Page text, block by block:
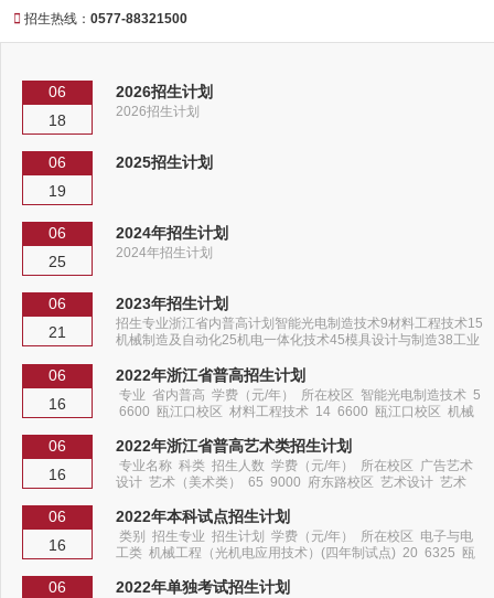
招生热线： 0577-88321500
06
18
2026招生计划
2026招生计划
06
19
2025招生计划
06
25
2024年招生计划
2024年招生计划
06
21
2023年招生计划
招生专业浙江省内普高计划智能光电制造技术9材料工程技术15
机械制造及自动化25机电一体化技术45模具设计与制造38工业
42电子信息工程技术83计算机应用技术49软件技术93人工智能
技术应用85大数据技术84广告艺术设计50动漫制作技术57鞋类
设计与工艺3工业设计27眼视光技术117艺术设计20视觉训练与
康复33商务英语122市场营销37国际经济与贸易78电子商务43
现代物流管理39商务...
06
16
2022年浙江省普高招生计划
专业 省内普高 学费（元/年） 所在校区 智能光电制造技术 5
6600 瓯江口校区 材料工程技术 14 6600 瓯江口校区 机械
6600 瓯江口校区 机电一体化技术 40 6600 瓯江口校区 模
具设计与制造 28 6600 瓯江口校区 汽车技术服务与营销 8
6600 瓯江口校区 工业机...
06
16
2022年浙江省普高艺术类招生计划
专业名称 科类 招生人数 学费（元/年） 所在校区 广告艺术
设计 艺术（美术类） 65 9000 府东路校区 艺术设计 艺术
06
16
2022年本科试点招生计划
类别 招生专业 招生计划 学费（元/年） 所在校区 电子与电
工类 机械工程（光机电应用技术）(四年制试点) 20 6325 瓯
20 6325 瓯江口校区
06
2022年单独考试招生计划